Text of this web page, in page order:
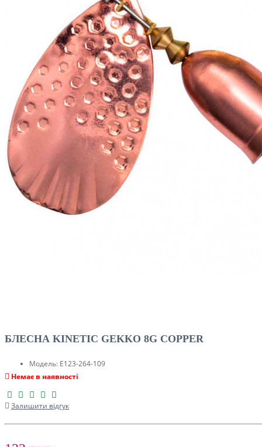
БЛЕСНА KINETIC GEKKO 8G COPPER
Модель: E123-264-109
Немає в наявності
Залишити відгук